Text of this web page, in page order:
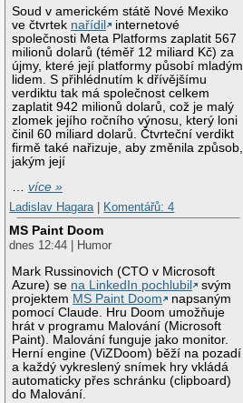
Soud v americkém státě Nové Mexiko
ve čtvrtek nařídil
internetové
společnosti Meta Platforms zaplatit 567
milionů dolarů (téměř 12 miliard Kč) za
újmy, které její platformy působí mladým
lidem. S přihlédnutím k dřívějšímu
verdiktu tak má společnost celkem
zaplatit 942 milionů dolarů, což je malý
zlomek jejího ročního výnosu, který loni
činil 60 miliard dolarů. Čtvrteční verdikt
firmě také nařizuje, aby změnila způsob,
jakým její
…více »
Ladislav Hagara
Komentářů: 4
MS Paint Doom
dnes 12:44 | Humor
Mark Russinovich (CTO v Microsoft
Azure) se na LinkedIn pochlubil
svým
projektem MS Paint Doom
napsaným
pomocí Claude. Hru Doom umožňuje
hrát v programu Malování (Microsoft
Paint). Malování funguje jako monitor.
Herní engine (ViZDoom) běží na pozadí
a každý vykreslený snímek hry vkládá
automaticky přes schránku (clipboard)
do Malování.